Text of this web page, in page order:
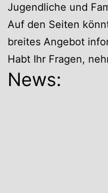
Jugendliche und
Auf den Seiten
breites Angebot
Habt Ihr Fragen,
News: